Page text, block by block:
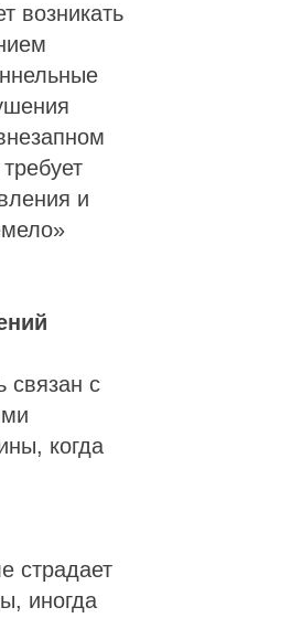
возникать
и
связан с
когда
страдает
иногда